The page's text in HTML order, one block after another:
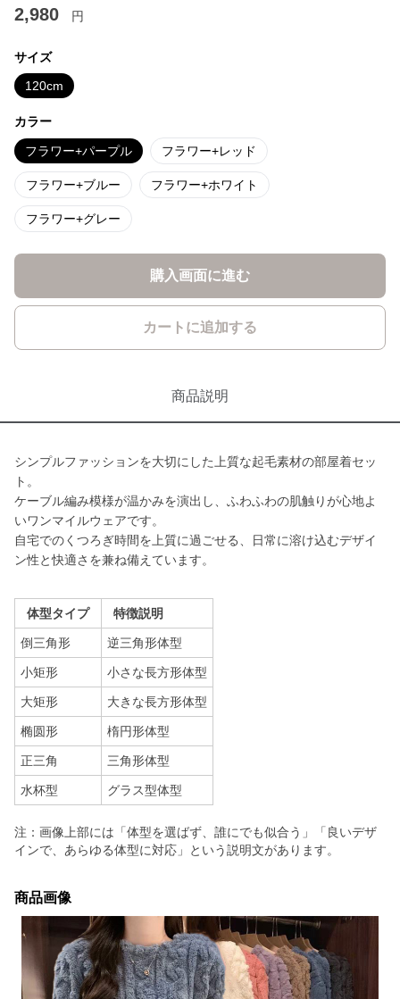
2,980 円
サイズ
120cm
カラー
フラワー+パープル フラワー+レッド
フラワー+ブルー フラワー+ホワイト
フラワー+グレー
購入画面に進む
カートに追加する
商品説明
シンプルファッションを大切にした上質な起毛素材の部屋着セッ
ト。
ケーブル編み模様が温かみを演出し、ふわふわの肌触りが心地よ
いワンマイルウェアです。
自宅でのくつろぎ時間を上質に過ごせる、日常に溶け込むデザイ
ン性と快適さを兼ね備えています。
体型タイプ 特徴説明
倒三角形 逆三角形体型
小矩形 小さな長方形体型
大矩形 大きな長方形体型
椭圆形 楕円形体型
正三角 三角形体型
水杯型 グラス型体型
注：画像上部には「体型を選ばず、誰にでも似合う」「良いデザ
インで、あらゆる体型に対応」という説明文があります。
商品画像